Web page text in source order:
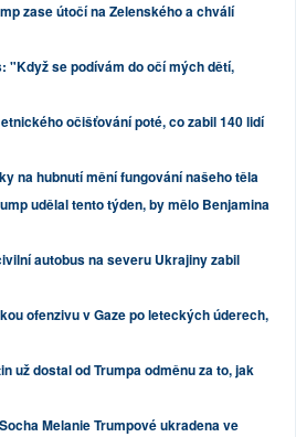
zase útočí na Zelenského a chválí
"Když se podívám do očí mých dětí,
očišťování poté, co zabil 140 lidí
na hubnutí mění fungování našeho těla
udělal tento týden, by mělo Benjamina
autobus na severu Ukrajiny zabil
ofenzivu v Gaze po leteckých úderech,
už dostal od Trumpa odměnu za to, jak
Socha Melanie Trumpové ukradena ve